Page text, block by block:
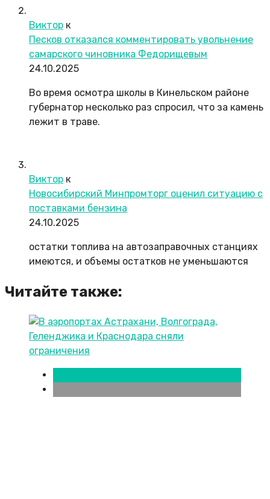
Виктор к
Песков отказался комментировать увольнение
самарского чиновника Федорищевым
24.10.2025
Во время осмотра школы в Кинельском районе
губернатор несколько раз спросил, что за камень
лежит в траве.
Виктор к
Новосибирский Минпромторг оценил ситуацию с
поставками бензина
24.10.2025
остатки топлива на автозаправочных станциях
имеются, и объемы остатков не уменьшаются
Читайте также: